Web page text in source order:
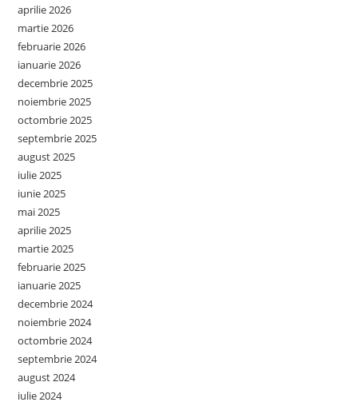
aprilie 2026
martie 2026
februarie 2026
ianuarie 2026
decembrie 2025
noiembrie 2025
octombrie 2025
septembrie 2025
august 2025
iulie 2025
iunie 2025
mai 2025
aprilie 2025
martie 2025
februarie 2025
ianuarie 2025
decembrie 2024
noiembrie 2024
octombrie 2024
septembrie 2024
august 2024
iulie 2024